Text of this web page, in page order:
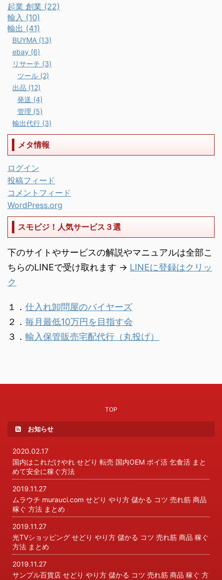
起業 創業 (22)
輸入 (10)
輸出 (41)
BUYMA (13)
ebay (6)
リサーチ (3)
ツール (2)
出品 (12)
発送 (4)
管理 (5)
輸出代行 (3)
メタ情報
ログイン
投稿フィード
コメントフィード
WordPress.org
スモビジ！人気サービス３選
下のサイトやサービスの解説やマニュアルは全部こ
ちらのLINEで受け取れます → LINEに登録はクリッ
ク
１． 仕入れ卸問屋のバイヤーズ
２． 毎月最低10万円を目指す会
３． 輸入保管販売宅配代行（丸投げ）
TOP
お知らせ
2020.02.17
国内はこれだけやれ せどり 転売 国内OEM ポイ活 乞食活 まと
めて安全に稼ぐ方法
2019.11.27
ムラウチ murauci.com せどり やり方 儲かる コツ 売れ筋 商品
稼ぐ 方法 まとめ
2019.11.27
光TVショッピング せどり やり方 儲かる コツ 売れ筋 商品 稼ぐ
方法 まとめ
2019.11.27
サンプル百貨店 せどり やり方 儲かる コツ 売れ筋 商品 稼ぐ 方